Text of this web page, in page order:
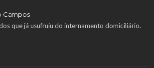
Campos
que já usufruiu do internamento domiciliário.